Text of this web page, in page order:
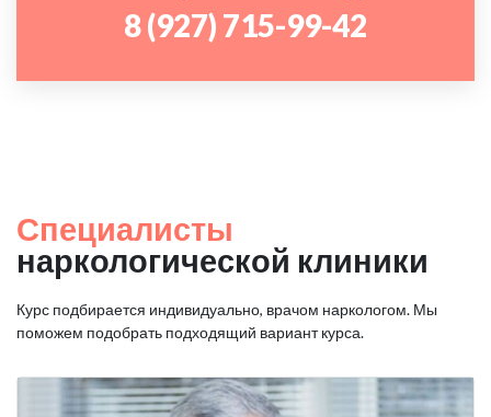
8 (927) 715-99-42
Специалисты
наркологической клиники
Курс подбирается индивидуально, врачом наркологом. Мы
поможем подобрать подходящий вариант курса.